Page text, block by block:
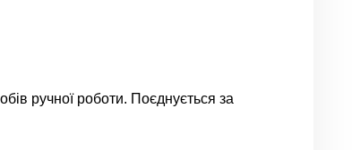
ручної роботи. Поєднується за